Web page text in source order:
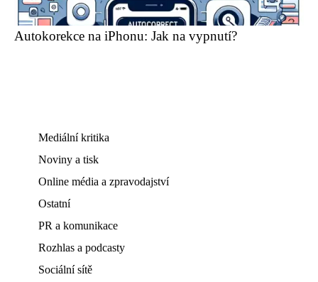
Autokorekce na iPhonu: Jak na vypnutí?
Mediální kritika
Noviny a tisk
Online média a zpravodajství
Ostatní
PR a komunikace
Rozhlas a podcasty
Sociální sítě